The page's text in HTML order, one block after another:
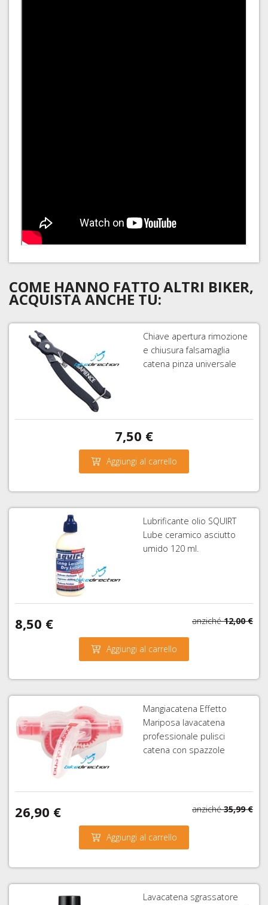
COME HANNO FATTO ALTRI BIKER,
ACQUISTA ANCHE TU:
Chiave apertura rimozione
e chiusura falsamaglia
catena pinza universale
7,50 €
Aggiungi al carrello
Lubrificante olio SQUIRT
Lube ceramico asciutto
umido 120 ml.
8,50 € anziché 12,00 €
Aggiungi al carrello
Mangiacatena Effetto
Mariposa lavacatena
professionale pulisci
catena con spazzole
26,90 € anziché 35,99 €
Aggiungi al carrello
Lavacatena sgrassatore